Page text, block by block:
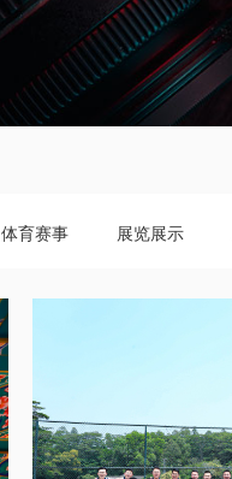
体育赛事 展览展示